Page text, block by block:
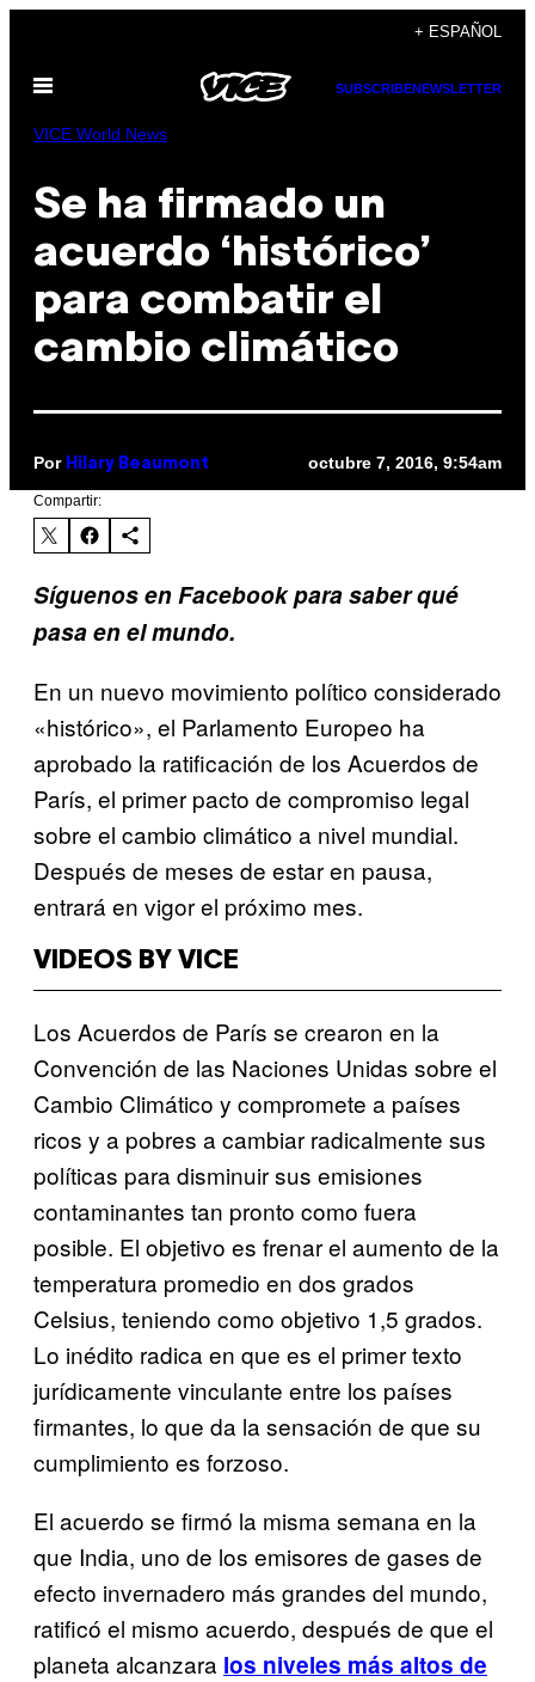
contenido
+ ESPAÑOL
Abrir
SUBSCRIBENEWSLETTER
VICE World News
Se ha firmado un
acuerdo ‘histórico’
para combatir el
cambio climático
Por Hilary Beaumont octubre 7, 2016, 9:54am
Compartir:
Síguenos en Facebook para saber qué
pasa en el mundo.
En un nuevo movimiento político considerado
«histórico», el Parlamento Europeo ha
aprobado la ratificación de los Acuerdos de
París, el primer pacto de compromiso legal
sobre el cambio climático a nivel mundial.
Después de meses de estar en pausa,
entrará en vigor el próximo mes.
VIDEOS BY VICE
Los Acuerdos de París se crearon en la
Convención de las Naciones Unidas sobre el
Cambio Climático y compromete a países
ricos y a pobres a cambiar radicalmente sus
políticas para disminuir sus emisiones
contaminantes tan pronto como fuera
posible. El objetivo es frenar el aumento de la
temperatura promedio en dos grados
Celsius, teniendo como objetivo 1,5 grados.
Lo inédito radica en que es el primer texto
jurídicamente vinculante entre los países
firmantes, lo que da la sensación de que su
cumplimiento es forzoso.
El acuerdo se firmó la misma semana en la
que India, uno de los emisores de gases de
efecto invernadero más grandes del mundo,
ratificó el mismo acuerdo, después de que el
planeta alcanzara los niveles más altos de